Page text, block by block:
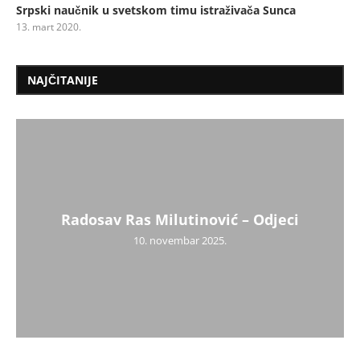
Srpski naučnik u svetskom timu istraživača Sunca
13. mart 2020.
NAJČITANIJE
Radosav Ras Milutinović – Odjeci
10. novembar 2025.